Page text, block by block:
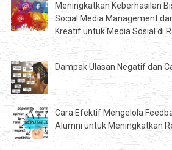
Meningkatkan Keberhasilan
Social Media Management
Kreatif untuk Media Sosial di
Dampak Ulasan Negatif dan
Cara Efektif Mengelola
Alumni untuk Meningkatkan